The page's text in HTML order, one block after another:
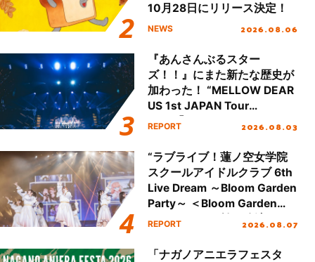
10月28日にリリース決定！
NEWS 2026.08.06
『あんさんぶるスター
ズ！！』にまた新たな歴史が
加わった！ “MELLOW DEAR
US 1st JAPAN Tour
Final「NICE to meet YOU
ート!!
REPORT 2026.08.03
“ラブライブ！蓮ノ空女学院
スクールアイドルクラブ 6th
Live Dream ～Bloom Garden
Party～ ＜Bloom Garden
Party Stage／埼玉公演＞”
REPORT 2026.08.07
「ナガノアニエラフェスタ